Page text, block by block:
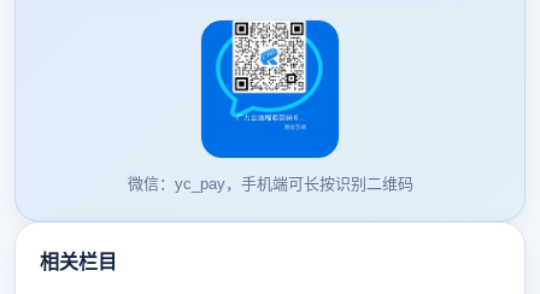
微信：yc_pay，手机端可长按识别二维码
相关栏目